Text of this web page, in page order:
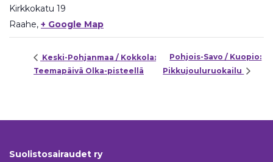
Kirkkokatu 19
Raahe, + Google Map
Keski-Pohjanmaa / Kokkola:
Teemapäivä Olka-pisteellä
Pohjois-Savo / Kuopio:
Pikkujouluruokailu
Suolistosairaudet ry